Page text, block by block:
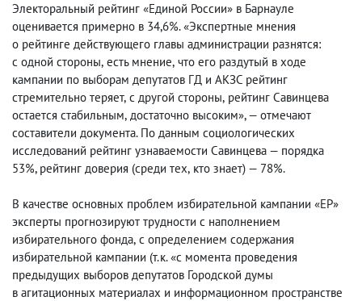
Электоральный рейтинг «Единой России» в Барнауле
оценивается примерно в 34,6%. «Экспертные мнения
о рейтинге действующего главы администрации разнятся:
с одной стороны, есть мнение, что его раздутый в ходе
кампании по выборам депутатов ГД и АКЗС рейтинг
стремительно теряет, с другой стороны, рейтинг Савинцева
остается стабильным, достаточно высоким», — отмечают
составители документа. По данным социологических
исследований рейтинг узнаваемости Савинцева — порядка
53%, рейтинг доверия (среди тех, кто знает) — 78%.
В качестве основных проблем избирательной кампании «ЕР»
эксперты прогнозируют трудности с наполнением
избирательного фонда, с определением содержания
избирательной кампании (т.к. «с момента проведения
предыдущих выборов депутатов Городской думы
в агитационных материалах и информационном пространстве